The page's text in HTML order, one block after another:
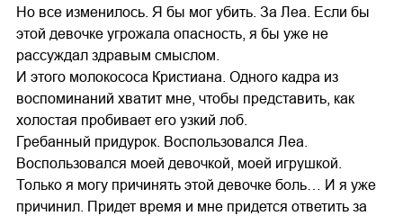
Но все изменилось. Я бы мог убить. За Леа. Если бы
этой девочке угрожала опасность, я бы уже не
рассуждал здравым смыслом.
И этого молокососа Кристиана. Одного кадра из
воспоминаний хватит мне, чтобы представить, как
холостая пробивает его узкий лоб.
Гребанный придурок. Воспользовался Леа.
Воспользовался моей девочкой, моей игрушкой.
Только я могу причинять этой девочке боль… И я уже
причинил. Придет время и мне придется ответить за